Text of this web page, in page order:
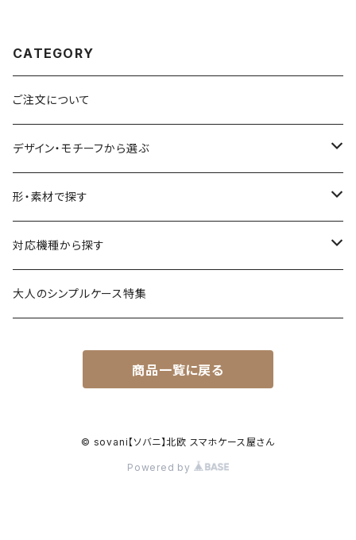
CATEGORY
ご注文について
デザイン・モチーフから選ぶ
花柄・植物
生き物
食べ物
シンプル・幾何学模様
名入れが出来るデザイン
形・素材で探す
透明・クリアケース（ハードケース）
透明・ソフトケース（柔らか素材）
透明・クリアグリップケース
強化ガラス（9H）ケース
対応機種から探す
iPhone 17 シリーズ
iPhone 15 / 14 シリーズ
iPhone 13 / 12 ～以前
大人のシンプルケース特集
商品一覧に戻る
© sovani【ソバニ】北欧 スマホケース屋さん
Powered by